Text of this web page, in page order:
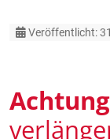
Details
Veröffentlicht: